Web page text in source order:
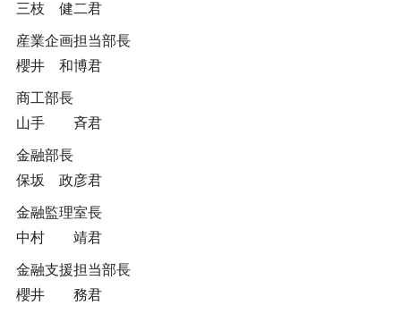
三枝 健二君
産業企画担当部長
櫻井 和博君
商工部長
山手 斉君
金融部長
保坂 政彦君
金融監理室長
中村 靖君
金融支援担当部長
櫻井 務君